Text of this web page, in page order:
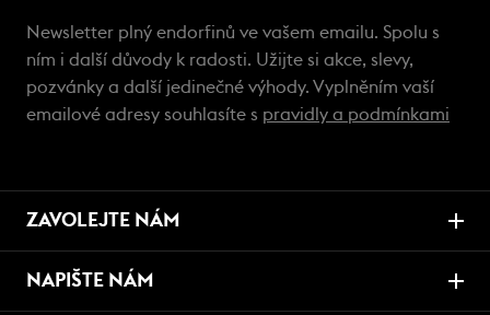
Newsletter plný endorfinů ve vašem emailu. Spolu s
ním i další důvody k radosti. Užijte si akce, slevy,
pozvánky a další jedinečné výhody. Vyplněním vaší
emailové adresy souhlasíte s pravidly a podmínkami
ZAVOLEJTE NÁM
NAPIŠTE NÁM